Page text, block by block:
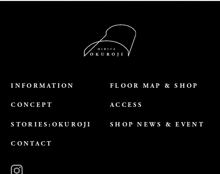
INFORMATION FLOOR MAP & SHOP
CONCEPT ACCESS
STORIES:OKUROJI SHOP NEWS & EVENT
CONTACT